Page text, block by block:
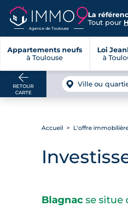
Agence de Toulouse
La
Tout pour
Appartements neufs
à Toulouse
Loi
à
RETOUR
CARTE
Ville ou
Accueil L'offre
Blagnacse situe